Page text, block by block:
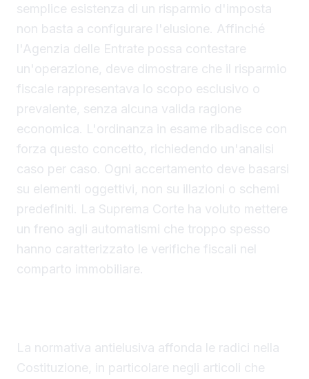
semplice esistenza di un risparmio d'imposta
non basta a configurare l'elusione. Affinché
l'Agenzia delle Entrate possa contestare
un'operazione, deve dimostrare che il risparmio
fiscale rappresentava lo scopo esclusivo o
prevalente, senza alcuna valida ragione
economica. L'ordinanza in esame ribadisce con
forza questo concetto, richiedendo un'analisi
caso per caso. Ogni accertamento deve basarsi
su elementi oggettivi, non su illazioni o schemi
predefiniti. La Suprema Corte ha voluto mettere
un freno agli automatismi che troppo spesso
hanno caratterizzato le verifiche fiscali nel
comparto immobiliare.
La normativa antielusiva affonda le radici nella
Costituzione, in particolare negli articoli che